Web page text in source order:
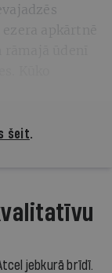
šeit.
jebkurā brīdī.